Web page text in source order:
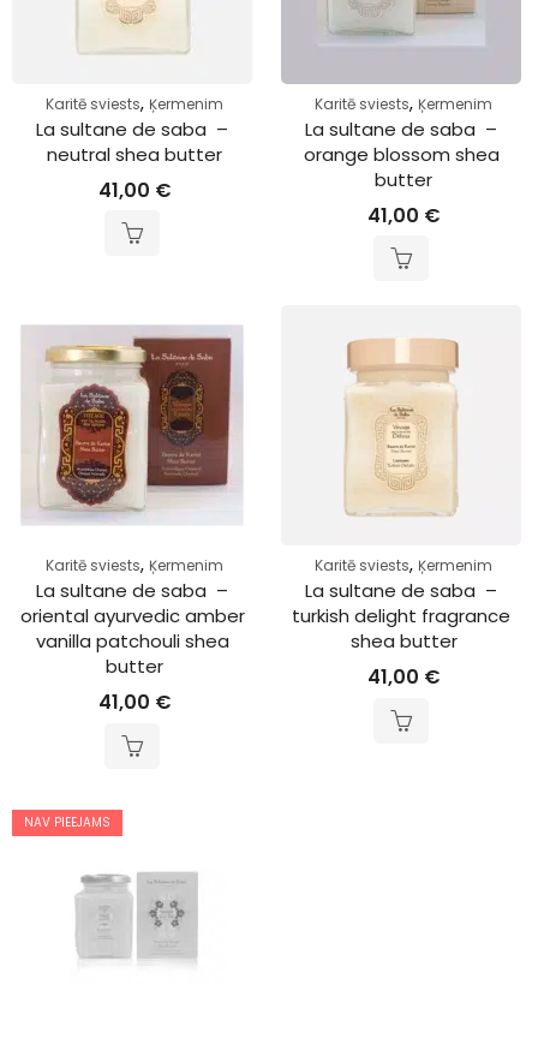
Karitē sviests, Ķermenim
La sultane de saba  –
neutral shea butter
41,00 €
Karitē sviests, Ķermenim
La sultane de saba  –
orange blossom shea
butter
41,00 €
Karitē sviests, Ķermenim
La sultane de saba  –
oriental ayurvedic amber
vanilla patchouli shea
butter
41,00 €
Karitē sviests, Ķermenim
La sultane de saba  –
turkish delight fragrance
shea butter
41,00 €
NAV PIEEJAMS